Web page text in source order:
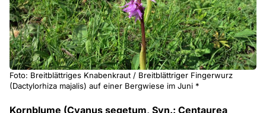
Foto: Breitblättriges Knabenkraut / Breitblättriger Fingerwurz
(Dactylorhiza majalis) auf einer Bergwiese im Juni *
Kornblume (Cyanus segetum, Syn.: Centaurea